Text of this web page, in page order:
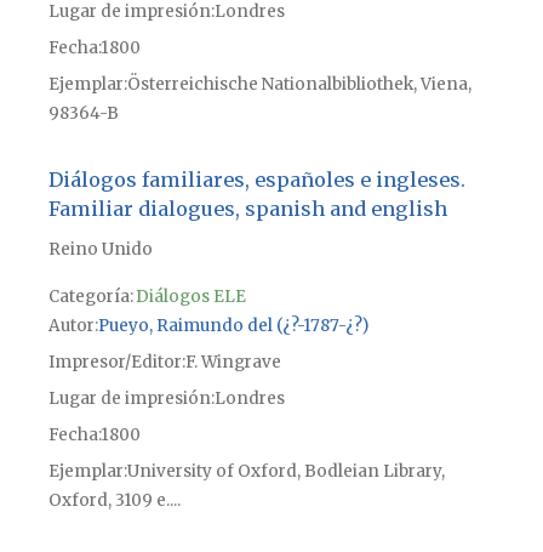
Lugar de impresiónLondres
Fecha1800
Ejemplar Österreichische Nationalbibliothek, Viena,
98364-B
Diálogos familiares, españoles e ingleses.
Familiar dialogues, spanish and english
Reino Unido
Categoría:Diálogos ELE
Autor Pueyo, Raimundo del (¿?-1787-¿?)
Impresor/Editor F. Wingrave
Lugar de impresiónLondres
Fecha1800
Ejemplar University of Oxford, Bodleian Library,
Oxford, 3109 e....